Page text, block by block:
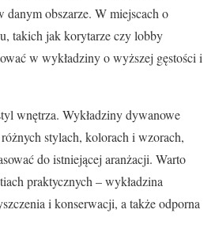
danym obszarze. W miejscach o
takich jak korytarze czy lobby
w wykładziny o wyższej gęstości i
wnętrza. Wykładziny dywanowe
stylach, kolorach i wzorach,
do istniejącej aranżacji. Warto
praktycznych – wykładzina
i konserwacji, a także odporna